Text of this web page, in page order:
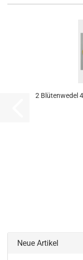
2 Blütenwedel
Neue Artikel